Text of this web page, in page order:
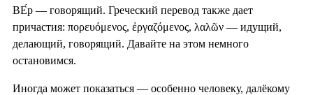
ВЕ́р — говорящий. Греческий перевод также дает
причастия: πορευόμενος, ἐργαζόμενος, λαλῶν — идущий,
делающий, говорящий. Давайте на этом немного
остановимся.
Иногда может показаться — особенно человеку, далёкому